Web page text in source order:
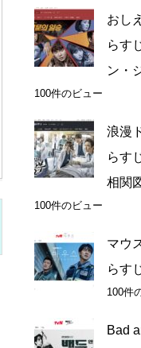
おし
らす
ン・
100件のビュー
浪漫
らす
相関
100件のビュー
マウ
らす
100件
Bad